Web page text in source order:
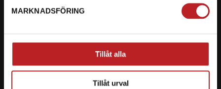
MARKNADSFÖRING
Tillåt alla
Tillåt urval
Ryckepungsvägen 3, 79177 Falun
Vi erbjuder flera olika betalsätt. Dina köp är alltid
skyddade med krypteringsteknik.